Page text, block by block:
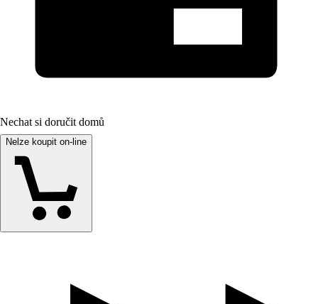
Nechat si doručit domů
Nelze koupit on-line